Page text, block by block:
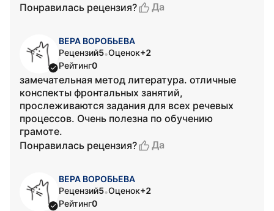
Понравилась рецензия?
Да
ВЕРА ВОРОБЬЕВА
Рецензий5•Оценок+2
Рейтинг0
замечательная метод литература. отличные
конспекты фронтальных занятий,
прослеживаются задания для всех речевых
процессов. Очень полезна по обучению
грамоте.
Понравилась рецензия?
Да
ВЕРА ВОРОБЬЕВА
Рецензий5•Оценок+2
Рейтинг0